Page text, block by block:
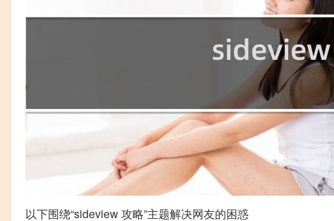
以下围绕“sideview 攻略”主题解决网友的困惑